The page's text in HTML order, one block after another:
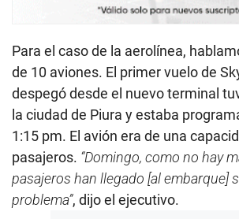
Para el caso de la aerolínea,
de 10 aviones. El primer vuelo de
despegó desde el nuevo terminal
la ciudad de Piura y estaba
1:15 pm. El avión era de una
pasajeros. “Domingo, como no hay
pasajeros han llegado [al embarque]
problema”, dijo el ejecutivo.